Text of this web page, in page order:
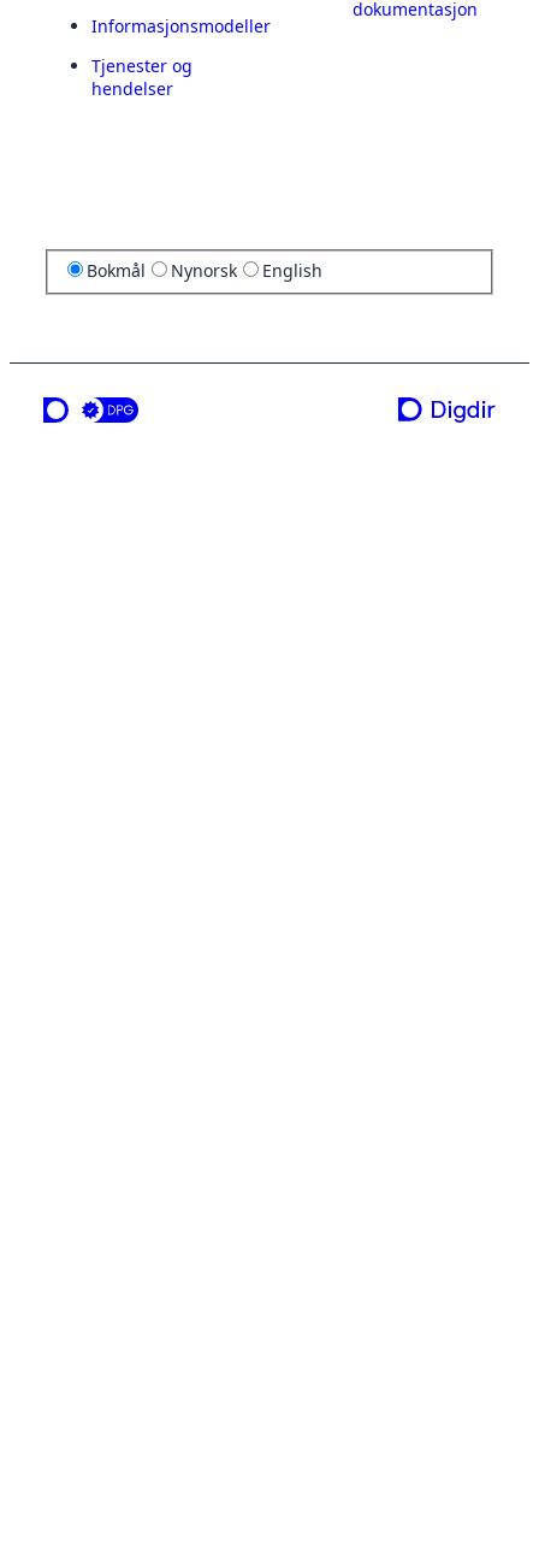
Informasjonsmodeller
Tjenester og
hendelser
dokumentasjon
Bokmål Nynorsk English